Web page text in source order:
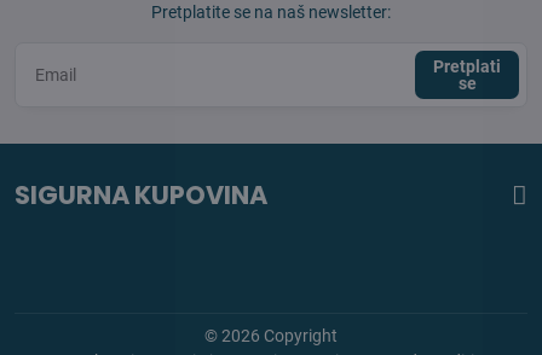
Pretplatite se na naš newsletter:
Pretplati
se
SIGURNA KUPOVINA
©2026 Copyright